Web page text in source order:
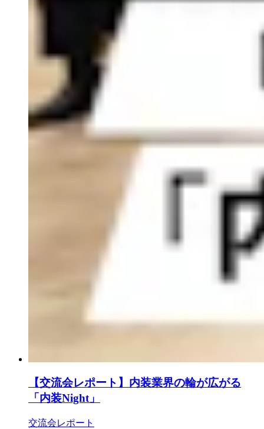
【交流会レポート】内装業界の輪が広がる
「内装Night」
交流会レポート